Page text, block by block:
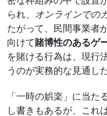
られ、 オンラインでの
たがって、民間事業者
向けて賭博性のあるゲ
を賭ける行為は、現行
うのが実務的な見通しだ
「一時の娯楽」に当た
し書きもあるが、これ